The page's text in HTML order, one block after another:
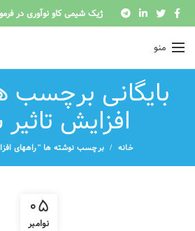
ژیک شیمی کاو نوآوری در
منو
بایگانی برچسب
افزایش
خانه برچسب نوشته ها "راههای
05
نوامبر